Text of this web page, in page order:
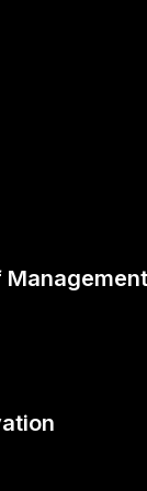
Management